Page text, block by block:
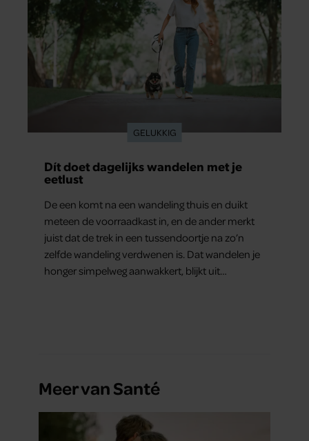
GELUKKIG
Dít doet dagelijks wandelen met je
eetlust
De een komt na een wandeling thuis en duikt
meteen de voorraadkast in, en de ander merkt
juist dat de trek in een tussendoortje na zo’n
zelfde wandeling verdwenen is. Dat wandelen je
honger simpelweg aanwakkert, blijkt uit
Meer van Santé